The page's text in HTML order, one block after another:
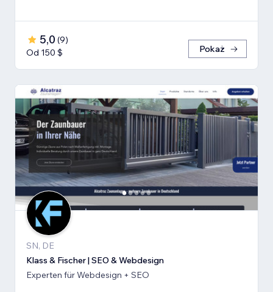
5,0 (9)
Od 150 $
Pokaż
SN, DE
Klass & Fischer | SEO & Webdesign
Experten für Webdesign + SEO